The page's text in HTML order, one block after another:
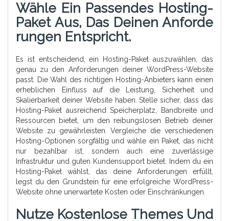
Wähle Ein Passendes Hosting-
Paket Aus, Das Deinen Anforde
Rungen Entspricht.
Es ist entscheidend, ein Hosting-Paket auszuwählen, das
genau zu den Anforderungen deiner WordPress-Website
passt. Die Wahl des richtigen Hosting-Anbieters kann einen
erheblichen Einfluss auf die Leistung, Sicherheit und
Skalierbarkeit deiner Website haben. Stelle sicher, dass das
Hosting-Paket ausreichend Speicherplatz, Bandbreite und
Ressourcen bietet, um den reibungslosen Betrieb deiner
Website zu gewährleisten. Vergleiche die verschiedenen
Hosting-Optionen sorgfältig und wähle ein Paket, das nicht
nur bezahlbar ist, sondern auch eine zuverlässige
Infrastruktur und guten Kundensupport bietet. Indem du ein
Hosting-Paket wählst, das deine Anforderungen erfüllt,
legst du den Grundstein für eine erfolgreiche WordPress-
Website ohne unerwartete Kosten oder Einschränkungen.
Nutze Kostenlose Themes Und